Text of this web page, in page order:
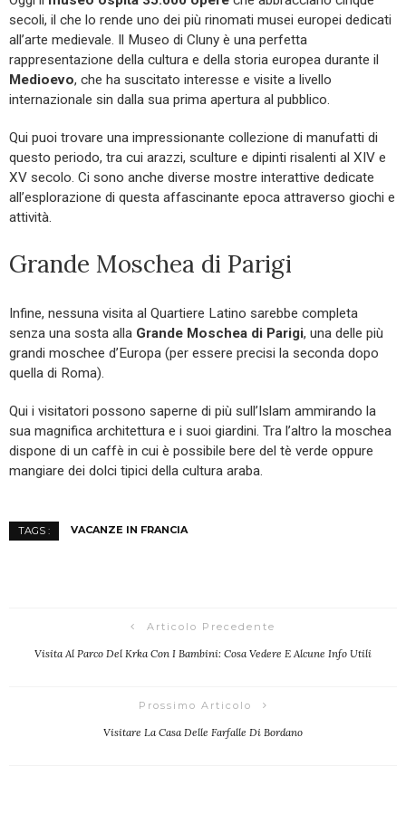
secoli, il che lo rende uno dei più rinomati musei europei dedicati
all’arte medievale. Il Museo di Cluny è una perfetta
rappresentazione della cultura e della storia europea durante il
Medioevo, che ha suscitato interesse e visite a livello
internazionale sin dalla sua prima apertura al pubblico.
Qui puoi trovare una impressionante collezione di manufatti di
questo periodo, tra cui arazzi, sculture e dipinti risalenti al XIV e
XV secolo. Ci sono anche diverse mostre interattive dedicate
all’esplorazione di questa affascinante epoca attraverso giochi e
attività.
Grande Moschea di Parigi
Infine, nessuna visita al Quartiere Latino sarebbe completa
senza una sosta alla Grande Moschea di Parigi, una delle più
grandi moschee d’Europa (per essere precisi la seconda dopo
quella di Roma).
Qui i visitatori possono saperne di più sull’Islam ammirando la
sua magnifica architettura e i suoi giardini. Tra l’altro la moschea
dispone di un caffè in cui è possibile bere del tè verde oppure
mangiare dei dolci tipici della cultura araba.
TAGS : VACANZE IN FRANCIA
Articolo Precedente
Visita Al Parco Del Krka Con I Bambini: Cosa Vedere E Alcune Info Utili
Prossimo Articolo
Visitare La Casa Delle Farfalle Di Bordano